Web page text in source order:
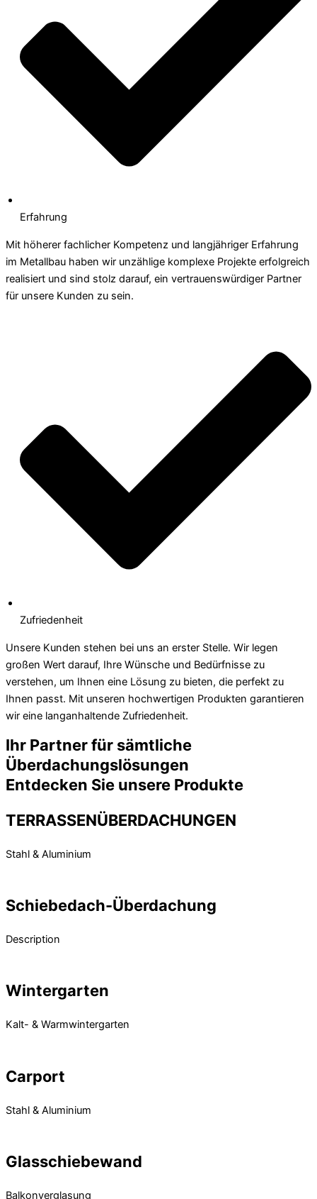
Erfahrung
Mit höherer fachlicher Kompetenz und langjähriger Erfahrung
im Metallbau haben wir unzählige komplexe Projekte erfolgreich
realisiert und sind stolz darauf, ein vertrauenswürdiger Partner
für unsere Kunden zu sein.
Zufriedenheit
Unsere Kunden stehen bei uns an erster Stelle. Wir legen
großen Wert darauf, Ihre Wünsche und Bedürfnisse zu
verstehen, um Ihnen eine Lösung zu bieten, die perfekt zu
Ihnen passt. Mit unseren hochwertigen Produkten garantieren
wir eine langanhaltende Zufriedenheit.
Ihr Partner für sämtliche
Überdachungslösungen
Entdecken Sie unsere Produkte
TERRASSENÜBERDACHUNGEN
Stahl & Aluminium
Schiebedach-Überdachung
Description
Wintergarten
Kalt- & Warmwintergarten
Carport
Stahl & Aluminium
Glasschiebewand
Balkonverglasung